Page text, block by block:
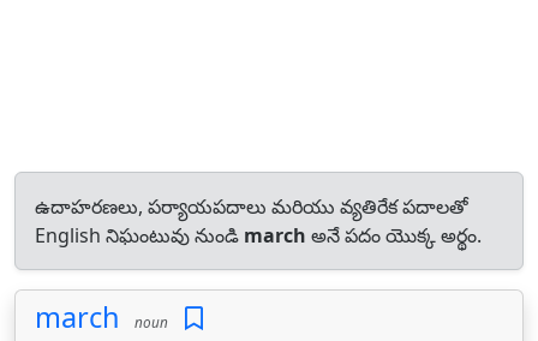
ఉదాహరణలు, పర్యాయపదాలు మరియు వ్యతిరేక పదాలతో
English నిఘంటువు నుండి march అనే పదం యొక్క అర్థం.
march noun